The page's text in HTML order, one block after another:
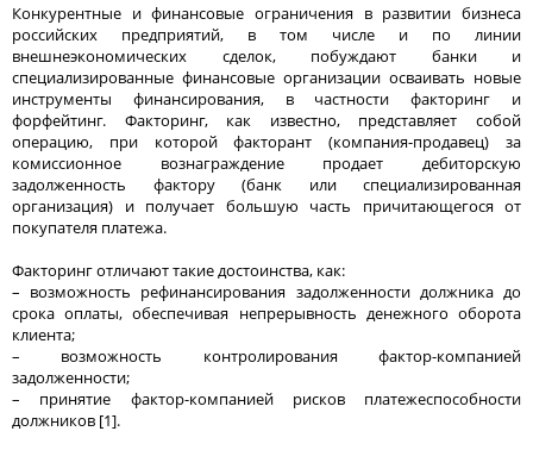
Конкурентные и финансовые ограничения в развитии бизнеса
российских предприятий, в том числе и по линии
внешнеэкономических сделок, побуждают банки и
специализированные финансовые организации осваивать новые
инструменты финансирования, в частности факторинг и
форфейтинг. Факторинг, как известно, представляет собой
операцию, при которой факторант (компания-продавец) за
комиссионное вознаграждение продает дебиторскую
задолженность фактору (банк или специализированная
организация) и получает большую часть причитающегося от
покупателя платежа.
Факторинг отличают такие достоинства, как:
– возможность рефинансирования задолженности должника до
срока оплаты, обеспечивая непрерывность денежного оборота
клиента;
– возможность контролирования фактор-компанией
задолженности;
– принятие фактор-компанией рисков платежеспособности
должников [1].